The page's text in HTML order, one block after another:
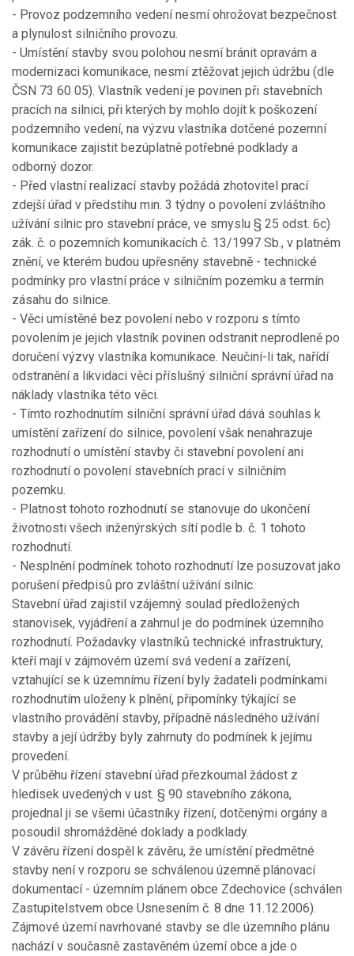
- Provoz podzemního vedení nesmí ohrožovat bezpečnost
a plynulost silničního provozu.
- Umístění stavby svou polohou nesmí bránit opravám a
modernizaci komunikace, nesmí ztěžovat jejich údržbu (dle
ČSN 73 60 05). Vlastník vedení je povinen při stavebních
pracích na silnici, při kterých by mohlo dojít k poškození
podzemního vedení, na výzvu vlastníka dotčené pozemní
komunikace zajistit bezúplatně potřebné podklady a
odborný dozor.
- Před vlastní realizací stavby požádá zhotovitel prací
zdejší úřad v předstihu min. 3 týdny o povolení zvláštního
užívání silnic pro stavební práce, ve smyslu § 25 odst. 6c)
zák. č. o pozemních komunikacích č. 13/1997 Sb., v platném
znění, ve kterém budou upřesněny stavebně - technické
podmínky pro vlastní práce v silničním pozemku a termín
zásahu do silnice.
- Věci umístěné bez povolení nebo v rozporu s tímto
povolením je jejich vlastník povinen odstranit neprodleně po
doručení výzvy vlastníka komunikace. Neučiní-li tak, nařídí
odstranění a likvidaci věci příslušný silniční správní úřad na
náklady vlastníka této věci.
- Tímto rozhodnutím silniční správní úřad dává souhlas k
umístění zařízení do silnice, povolení však nenahrazuje
rozhodnutí o umístění stavby či stavební povolení ani
rozhodnutí o povolení stavebních prací v silničním
pozemku.
- Platnost tohoto rozhodnutí se stanovuje do ukončení
životnosti všech inženýrských sítí podle b. č. 1 tohoto
rozhodnutí.
- Nesplnění podmínek tohoto rozhodnutí lze posuzovat jako
porušení předpisů pro zvláštní užívání silnic.
Stavební úřad zajistil vzájemný soulad předložených
stanovisek, vyjádření a zahrnul je do podmínek územního
rozhodnutí. Požadavky vlastníků technické infrastruktury,
kteří mají v zájmovém území svá vedení a zařízení,
vztahující se k územnímu řízení byly žadateli podmínkami
rozhodnutím uloženy k plnění, připomínky týkající se
vlastního provádění stavby, případně následného užívání
stavby a její údržby byly zahrnuty do podmínek k jejímu
provedení.
V průběhu řízení stavební úřad přezkoumal žádost z
hledisek uvedených v ust. § 90 stavebního zákona,
projednal ji se všemi účastníky řízení, dotčenými orgány a
posoudil shromážděné doklady a podklady.
V závěru řízení dospěl k závěru, že umístění předmětné
stavby není v rozporu se schválenou územně plánovací
dokumentací - územním plánem obce Zdechovice (schválen
Zastupitelstvem obce Usnesením č. 8 dne 11.12.2006).
Zájmové území navrhované stavby se dle územního plánu
nachází v současně zastavěném území obce a jde o